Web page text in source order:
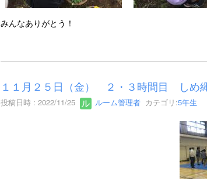
みんなありがとう！
１１月２５日（金） ２・３時間目 しめ
投稿日時 : 2022/11/25 ルーム管理者カテゴリ:5年生